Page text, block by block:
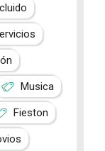
Musica
Fieston